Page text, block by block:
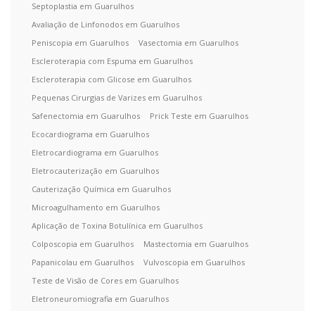
Septoplastia em Guarulhos
Avaliação de Linfonodos em Guarulhos
Peniscopia em Guarulhos
Vasectomia em Guarulhos
Escleroterapia com Espuma em Guarulhos
Escleroterapia com Glicose em Guarulhos
Pequenas Cirurgias de Varizes em Guarulhos
Safenectomia em Guarulhos
Prick Teste em Guarulhos
Ecocardiograma em Guarulhos
Eletrocardiograma em Guarulhos
Eletrocauterização em Guarulhos
Cauterização Química em Guarulhos
Microagulhamento em Guarulhos
Aplicação de Toxina Botulínica em Guarulhos
Colposcopia em Guarulhos
Mastectomia em Guarulhos
Papanicolau em Guarulhos
Vulvoscopia em Guarulhos
Teste de Visão de Cores em Guarulhos
Eletroneuromiografia em Guarulhos